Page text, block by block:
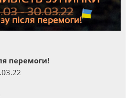
перемоги!